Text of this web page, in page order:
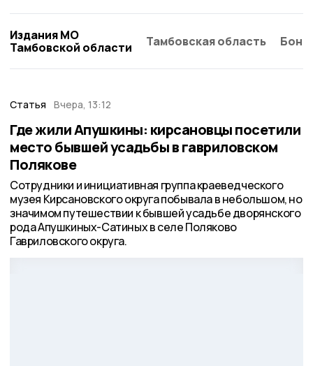
Издания МО
Тамбовской области
Тамбовская область
Статья Вчера, 13:12
Где жили Апушкины: кирсановцы посетили
место бывшей усадьбы в гавриловском
Полякове
Сотрудники и инициативная группа краеведческого
музея Кирсановского округа побывала в небольшом, но
значимом путешествии к бывшей усадьбе дворянского
рода Апушкиных-Сатиных в селе Поляково
Гавриловского округа.